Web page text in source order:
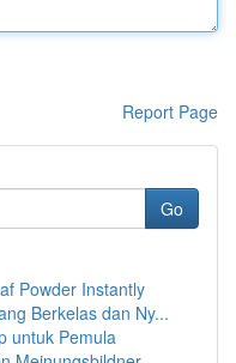
Report Page
Go
Powder Instantly
Berkelas dan Ny...
untuk Pemula